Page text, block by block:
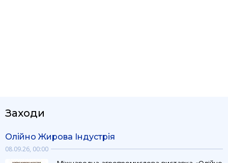
Заходи
Олійно Жирова Індустрія
08.09.26, 00:00